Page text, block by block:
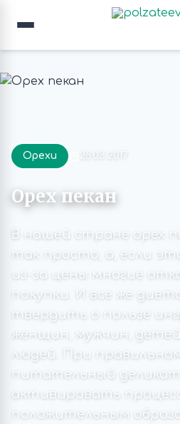
Орехи 28.03.2017
Орех пекан
В нашей стране орех
так просто, а, если
из-за цены многие
покупки. И все же
твердить о пользе
женщин, мужчин,
людей. При
питательный
активировать
положительным